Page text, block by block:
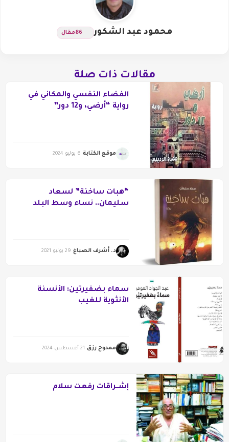
محمود عبد الشكور 86مقال
مقالات ذات صلة
الفضاء النفسي والمكاني في
رواية “أرضي، و12 دور”
موقع الكتابة 6 يوليو 2024
“هبات ساخنة” لسعاد
سليمان.. نساء وسط البلد
د. أشرف الصباغ 29 يونيو 2021
سماء بضفيرتين: الأنسنة
الأنثوية للغيب
ممدوح رزق 21 أغسطس 2024
إشــراقات رفعت سلام